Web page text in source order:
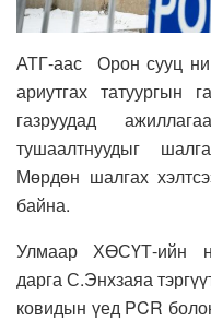
АТГ-аас Орон сууц
ариутгах татуургын
газруудад
тушаалтнуудыг
Мөрдөн шалгах
байна.
Улмаар ХӨСҮТ-ийн
дарга С.Энхзаяа
ковидын үед PCR